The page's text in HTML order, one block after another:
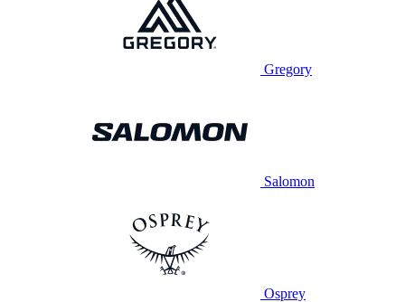
Gregory
Salomon
Osprey